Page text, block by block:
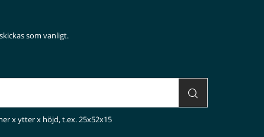
som vanligt.
x ytter x höjd, t.ex. 25x52x15